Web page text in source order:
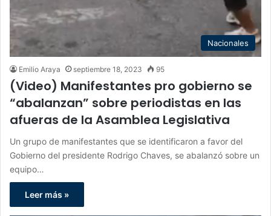
Nacionales
Emilio Araya septiembre 18, 2023 95
(Video) Manifestantes pro gobierno se
“abalanzan” sobre periodistas en las
afueras de la Asamblea Legislativa
Un grupo de manifestantes que se identificaron a favor del
Gobierno del presidente Rodrigo Chaves, se abalanzó sobre un
equipo…
Leer más »